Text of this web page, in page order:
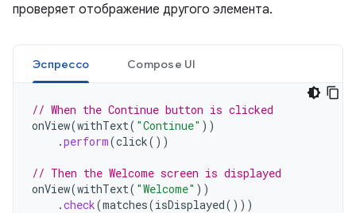
проверяет отображение другого элемента.
Эспрессо Compose UI
// When the Continue button is clicked
onView(withText( "Continue" ))
.perform(click())
// Then the Welcome screen is displayed
onView(withText( "Welcome" ))
.check(matches(isDisplayed()))